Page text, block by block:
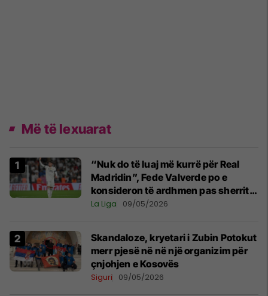
Më të lexuarat
“Nuk do të luaj më kurrë për Real
Madridin”, Fede Valverde po e
konsideron të ardhmen pas sherrit
me Tchouamenin
La Liga 09/05/2026
Skandaloze, kryetari i Zubin Potokut
merr pjesë në në një organizim për
çnjohjen e Kosovës
Siguri 09/05/2026